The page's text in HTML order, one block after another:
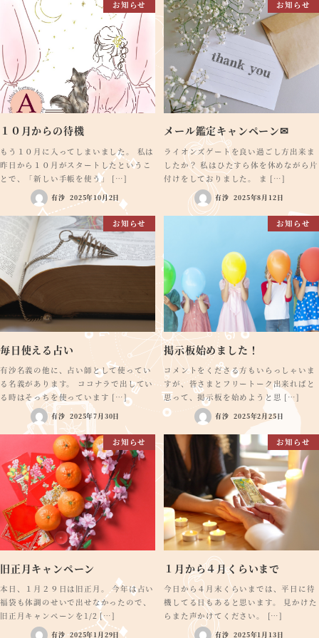
お知らせ
１０月からの待機
もう１０月に入ってしまいました。 私は
昨日から１０月がスタートしたというこ
とで、「新しい手帳を使う」 […]
有沙 2025年10月2日
お知らせ
メール鑑定キャンペーン✉
ライオンズゲートを良い過ごし方出来ま
したか？ 私はひたすら体を休めながら片
付けをしておりました。 ま […]
有沙 2025年8月12日
お知らせ
毎日使える占い
有沙名義の他に、占い師として使ってい
る名義があります。 ココナラで出してい
る時はそっちを使っています […]
有沙 2025年7月30日
お知らせ
掲示板始めました！
コメントをくださる方もいらっしゃいま
すが、皆さまとフリートーク出来ればと
思って、掲示板を始めようと思 […]
有沙 2025年2月25日
お知らせ
旧正月キャンペーン
本日、１月２９日は旧正月。 今年は占い
福袋も体調のせいで出せなかったので、
旧正月キャンペーンを1/2 […]
有沙 2025年1月29日
お知らせ
１月から４月くらいまで
今日から４月末くらいまでは、平日に待
機してる日もあると思います。 見かけた
らまた声かけてください。 […]
有沙 2025年1月13日